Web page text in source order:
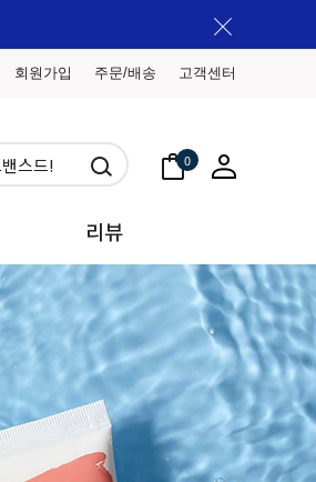
회원가입 주문/배송 고객센터
0
리뷰